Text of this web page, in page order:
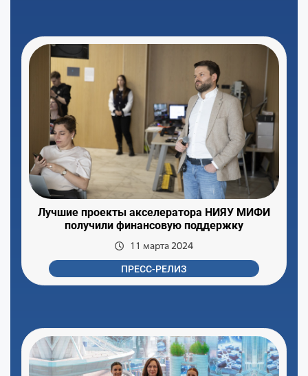
Лучшие проекты акселератора НИЯУ МИФИ
получили финансовую поддержку
11 марта 2024
ПРЕСС-РЕЛИЗ